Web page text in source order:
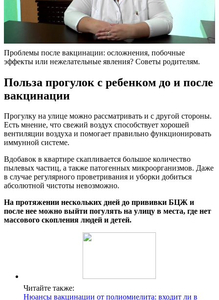
Проблемы после вакцинации: осложнения, побочные
эффекты или нежелательные явления? Советы родителям.
Польза прогулок с ребенком до и после
вакцинации
Прогулку на улице можно рассматривать и с другой стороны.
Есть мнение, что свежий воздух способствует хорошей
вентиляции воздуха и помогает правильно функционировать
иммунной системе.
Вдобавок в квартире скапливается большое количество
пылевых частиц, а также патогенных микроорганизмов. Даже
в случае регулярного проветривания и уборки добиться
абсолютной чистоты невозможно.
На протяжении нескольких дней до прививки БЦЖ и
после нее можно выйти погулять на улицу в места, где нет
массового скопления людей и детей.
Читайте также:
Нюансы вакцинации от полиомиелита: входит ли в